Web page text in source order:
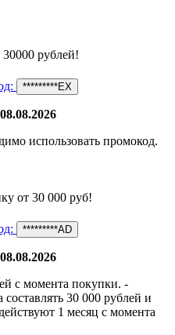
30000 рублей!
*********EX
использовать промокод.
от 30 000 руб!
*********AD
с момента покупки. -
30 000 рублей и
1 месяц с момента